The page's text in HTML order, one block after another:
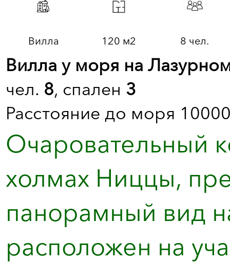
Вилла 120 м2 8 чел.
Вилла у моря на
чел. 8, спален 3
Расстояние до моря
Очаровательный
холмах Ниццы,
панорамный вид
расположен на